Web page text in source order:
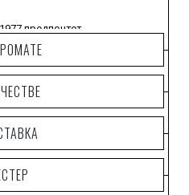
предпочтет
активную
и при этом не
и отличается